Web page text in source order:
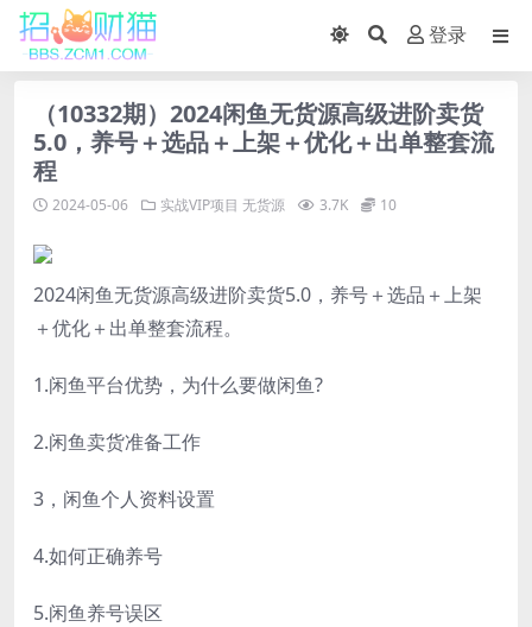
登录
（10332期）2024闲鱼无货源高级进阶卖货
5.0，养号＋选品＋上架＋优化＋出单整套流
程
2024-05-06 实战VIP项目 无货源 3.7K 10
2024闲鱼无货源高级进阶卖货5.0，养号＋选品＋上架
＋优化＋出单整套流程。
1.闲鱼平台优势，为什么要做闲鱼?
2.闲鱼卖货准备工作
3，闲鱼个人资料设置
4.如何正确养号
5.闲鱼养号误区